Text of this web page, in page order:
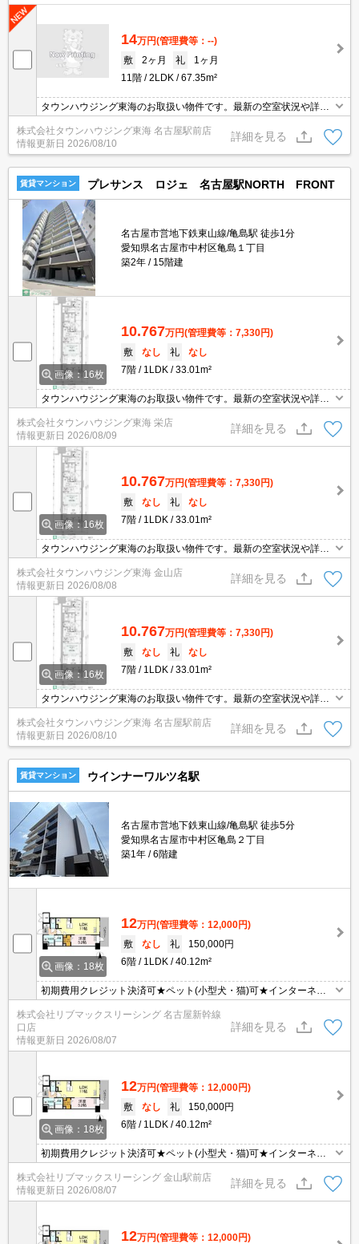
14万円(管理費等：--)
敷
2ヶ月 礼
1ヶ月
11階
2LDK 67.35m²
タウンハウジング東海のお取扱い物件です。最新の空室状況や詳細
などお気軽にお問い合わせください。
株式会社タウンハウジング東海 名古屋駅前店
情報更新日 2026/08/10
詳細を見る
賃貸マンション プレサンス ロジェ 名古屋駅NORTH FRONT
名古屋市営地下鉄東山線/亀島駅 徒歩1分
愛知県名古屋市中村区亀島１丁目
築2年
15階建
画像：16枚
10.767万円(管理費等：7,330円)
敷
なし 礼
なし
7階
1LDK 33.01m²
タウンハウジング東海のお取扱い物件です。最新の空室状況や詳細
などお気軽にお問い合わせください。
株式会社タウンハウジング東海 栄店
情報更新日 2026/08/09
詳細を見る
画像：16枚
10.767万円(管理費等：7,330円)
敷
なし 礼
なし
7階
1LDK 33.01m²
タウンハウジング東海のお取扱い物件です。最新の空室状況や詳細
などお気軽にお問い合わせください。
株式会社タウンハウジング東海 金山店
情報更新日 2026/08/08
詳細を見る
画像：16枚
10.767万円(管理費等：7,330円)
敷
なし 礼
なし
7階
1LDK 33.01m²
タウンハウジング東海のお取扱い物件です。最新の空室状況や詳細
などお気軽にお問い合わせください。
株式会社タウンハウジング東海 名古屋駅前店
情報更新日 2026/08/10
詳細を見る
賃貸マンション ウインナーワルツ名駅
名古屋市営地下鉄東山線/亀島駅 徒歩5分
愛知県名古屋市中村区亀島２丁目
築1年
6階建
画像：18枚
12万円(管理費等：12,000円)
敷
なし 礼
150,000円
6階
1LDK 40.12m²
初期費用クレジット決済可★ペット(小型犬・猫)可★インターネッ
トWiFi無料★追い炊き機能など設備充実の1LDK♪スーパーが徒歩圏
内にあって便利な立地です！
株式会社リブマックスリーシング 名古屋新幹線
口店
情報更新日 2026/08/07
詳細を見る
画像：18枚
12万円(管理費等：12,000円)
敷
なし 礼
150,000円
6階
1LDK 40.12m²
初期費用クレジット決済可★ペット(小型犬・猫)可★インターネッ
トWiFi無料★追い炊き機能など設備充実の1LDK♪スーパーが徒歩圏
内にあって便利な立地です！
株式会社リブマックスリーシング 金山駅前店
情報更新日 2026/08/07
詳細を見る
12万円(管理費等：12,000円)